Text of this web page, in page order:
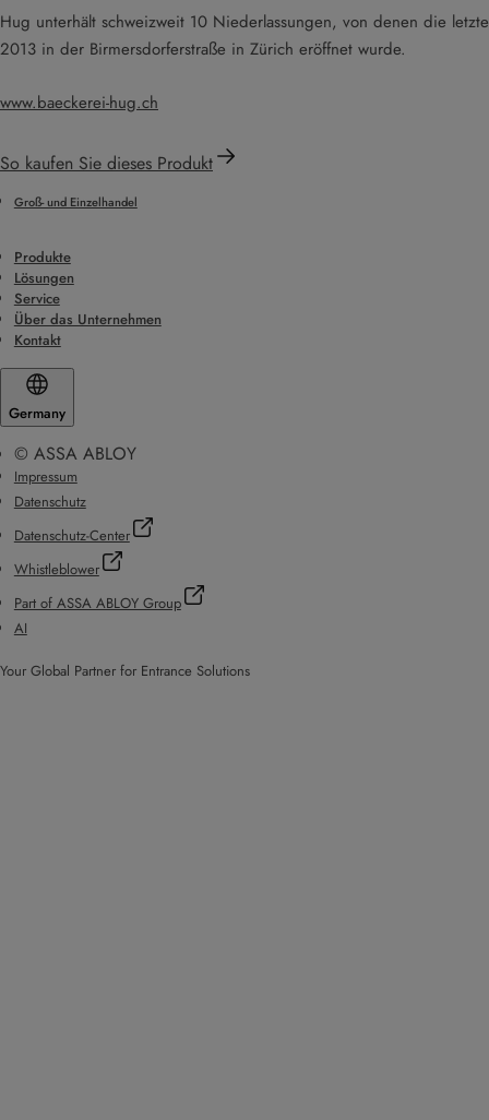
Hug unterhält schweizweit 10 Niederlassungen, von denen die letzte
2013 in der Birmersdorferstraße in Zürich eröffnet wurde.
www.baeckerei-hug.ch
So kaufen Sie dieses Produkt
Groß- und Einzelhandel
Produkte
Lösungen
Service
Über das Unternehmen
Kontakt
Germany
© ASSA ABLOY
Impressum
Datenschutz
Datenschutz-Center
Whistleblower
Part of ASSA ABLOY Group
AI
Your Global Partner for Entrance Solutions